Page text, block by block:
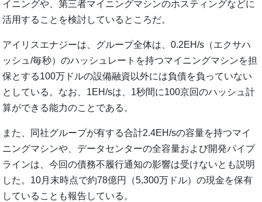
イニングや、第三者マイニングマシンのホスティングなどに
活用することを検討しているところだ。
アイリスエナジーは、グループ全体は、0.2EH/s（エクサハ
ッシュ/毎秒）のハッシュレートを持つマイニングマシンを担
保とする100万ドルの設備融資以外には負債を負っていない
としている。なお、1EH/sは、1秒間に100京回のハッシュ計
算ができる能力のことである。
また、同社グループが有する合計2.4EH/sの容量を持つマイ
ニングマシンや、データセンターの全容量および開発パイプ
ラインは、今回の債務不履行通知の影響は受けないとも説明
した。10月末時点で約78億円（5,300万ドル）の現金を保有
していることも報告している。